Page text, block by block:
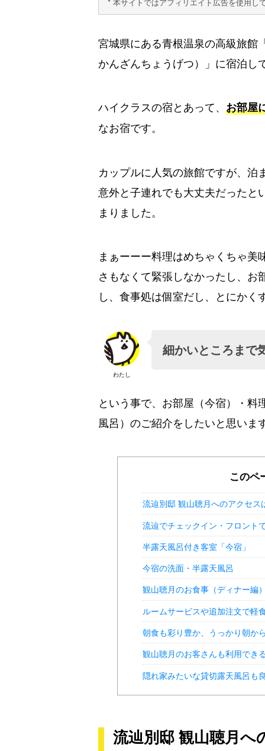
宮城県にある青根温泉の高級旅
かんざんちょうげつ）」に宿泊し
ハイクラスの宿とあって、 お部屋
なお宿です。
カップルに人気の旅館ですが、泊
意外と子連れでも大丈夫だったと
まりました。
まぁーーー料理はめちゃくちゃ美
さもなくて緊張しなかったし、お
し、食事処は個室だし、とにかく
わたし
細かいところまで
という事で、お部屋（今宿）・
風呂）のご紹介をしたいと思いま
このペ
流辿別邸 観山聴月へのアクセ
流辿でチェックイン・フロント
半露天風呂付き客室「今宿」
今宿の洗面・半露天風呂
観山聴月のお食事（ディナー編）
ルームサービスや追加注文で軽
朝食も彩り豊か、うっかり朝か
観山聴月のお客さんも利用でき
隠れ家みたいな貸切露天風呂も
流辿別邸 観山聴月へ